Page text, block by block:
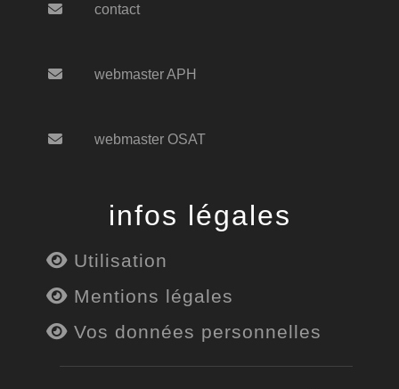
contact
webmaster APH
webmaster OSAT
infos légales
Utilisation
Mentions légales
Vos données personnelles